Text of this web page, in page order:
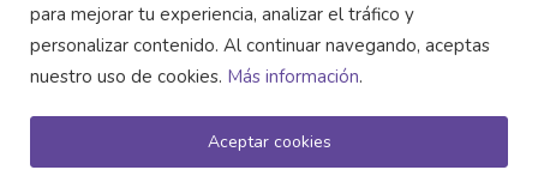
Regalos Navideños 2025: Innovación y Tradición para un ...
para mejorar tu experiencia, analizar el tráfico y
personalizar contenido. Al continuar navegando, aceptas
nuestro uso de cookies. Más información.
Aceptar cookies